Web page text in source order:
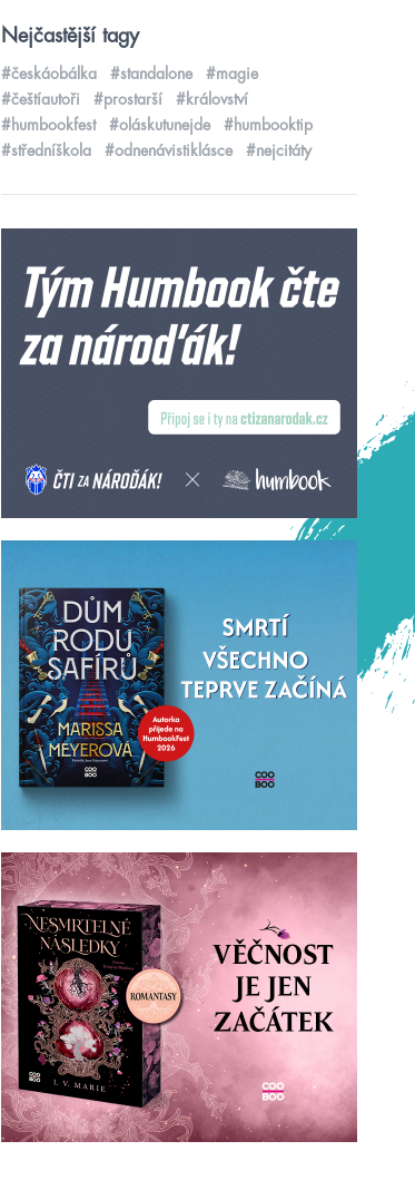
Nejčastější tagy
#českáobálka #standalone
#magie
#češtíautoři
#prostarší
#království
#humbookfest
#oláskutunejde
#humbooktip
#středníškola
#odnenávistiklásce #nejcitáty